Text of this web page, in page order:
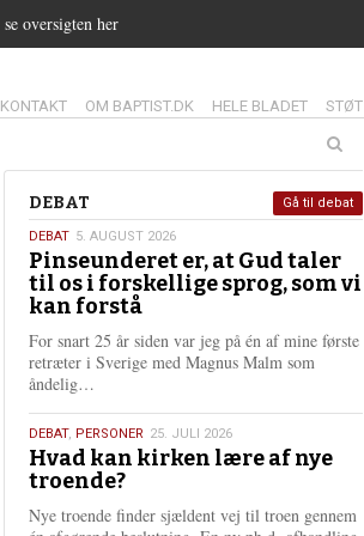
oversigten her
13.0:
KONTAKT 14.0:
OM BAPTIST.DK 15.0:
HELE BLADET 16.0:
STØT
Debat
DEBAT
5.
august
2026
DEBAT 5. AUGUST 2026
Pinseunderet er, at Gud taler
til os i forskellige sprog, som vi
kan forstå
For snart 25 år siden var jeg på én af mine første
retræter i Sverige med Magnus Malm som
åndelig…
s
m
e
r
e
25.
juli
2026
DEBAT, PERSONER 25. JULI 2026
Hvad kan kirken lære af nye
troende?
Nye troende finder sjældent vej til troen gennem
Gå til debat